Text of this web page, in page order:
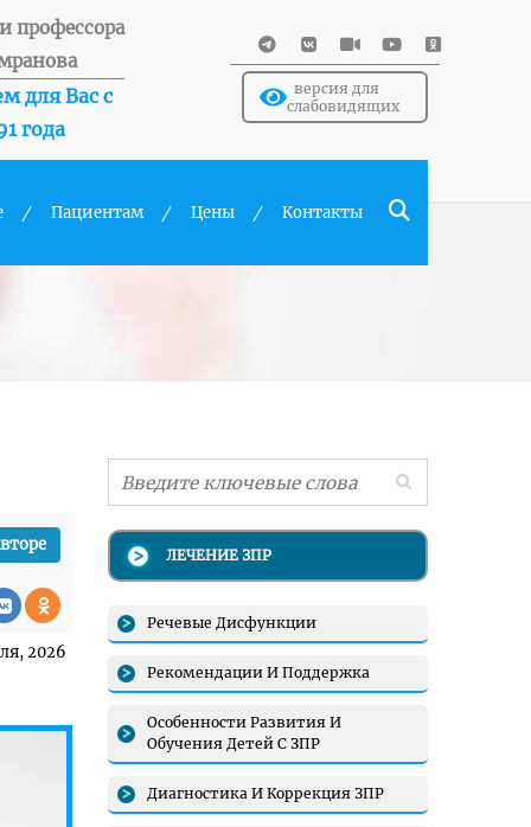
профессора
для Вас с
года
версия для
слабовидящих
Пациентам Цены Контакты
2026
ЛЕЧЕНИЕ ЗПР
Речевые Дисфункции
Рекомендации И Поддержка
Особенности Развития И
Обучения Детей С ЗПР
Диагностика И Коррекция ЗПР